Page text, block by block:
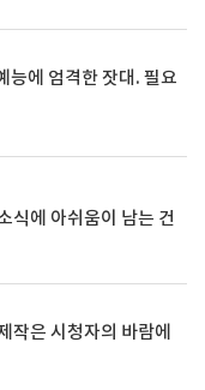
능에 엄격한 잣대. 필요
식에 아쉬움이 남는 건
작은 시청자의 바람에